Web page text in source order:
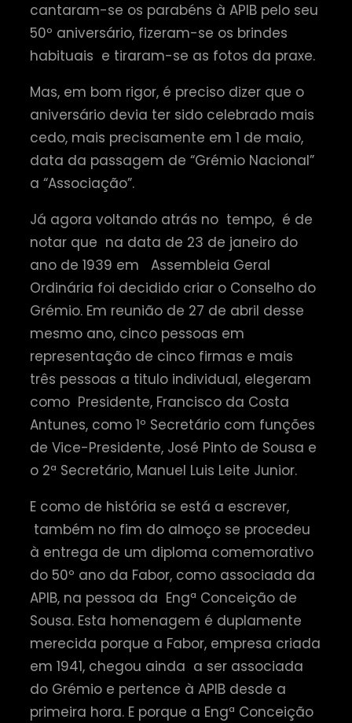
cantaram-se os parabéns à APIB pelo seu
50º aniversário, fizeram-se os brindes
habituais e tiraram-se as fotos da praxe.
Mas, em bom rigor, é preciso dizer que o
aniversário devia ter sido celebrado mais
cedo, mais precisamente em 1 de maio,
data da passagem de “Grémio Nacional”
a “Associação”.
Já agora voltando atrás no tempo, é de
notar que na data de 23 de janeiro do
ano de 1939 em Assembleia Geral
Ordinária foi decidido criar o Conselho do
Grémio. Em reunião de 27 de abril desse
mesmo ano, cinco pessoas em
representação de cinco firmas e mais
três pessoas a titulo individual, elegeram
como Presidente, Francisco da Costa
Antunes, como 1º Secretário com funções
de Vice-Presidente, José Pinto de Sousa e
o 2ª Secretário, Manuel Luis Leite Junior.
E como de história se está a escrever,
também no fim do almoço se procedeu
à entrega de um diploma comemorativo
do 50º ano da Fabor, como associada da
APIB, na pessoa da Engª Conceição de
Sousa. Esta homenagem é duplamente
merecida porque a Fabor, empresa criada
em 1941, chegou ainda a ser associada
do Grémio e pertence à APIB desde a
primeira hora. E porque a Engª Conceição